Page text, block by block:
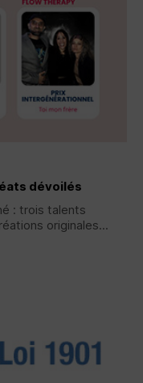
dévoilés
: trois talents
originales...